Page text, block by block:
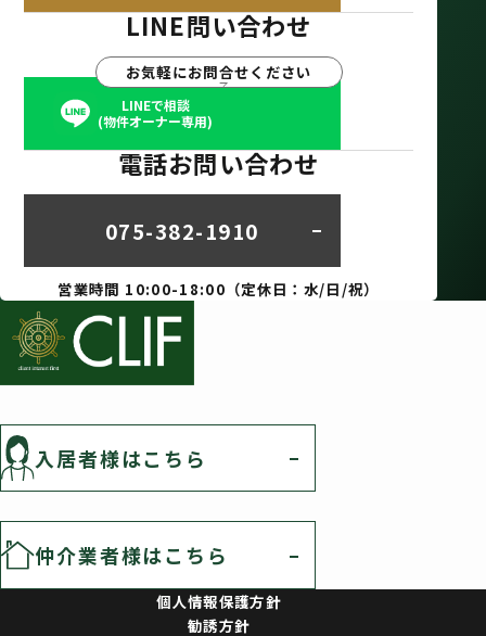
LINE問い合わせ
お気軽にお問合せください
LINEで相談
(物件オーナー専用)
電話お問い合わせ
075-382-1910
営業時間 10:00-18:00（定休日：水/日/祝）
入居者様はこちら
仲介業者様はこちら
個人情報保護方針
勧誘方針